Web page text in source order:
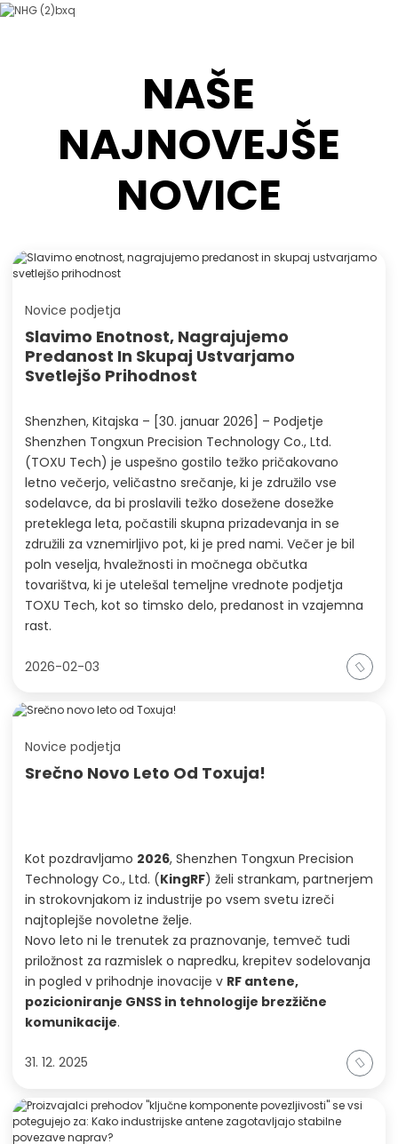
NAŠE
NAJNOVEJŠE
NOVICE
Novice podjetja
Slavimo Enotnost, Nagrajujemo
Predanost In Skupaj Ustvarjamo
Svetlejšo Prihodnost
Shenzhen, Kitajska – [30. januar 2026] – Podjetje
Shenzhen Tongxun Precision Technology Co., Ltd.
(TOXU Tech) je uspešno gostilo težko pričakovano
letno večerjo, veličastno srečanje, ki je združilo vse
sodelavce, da bi proslavili težko dosežene dosežke
preteklega leta, počastili skupna prizadevanja in se
združili za vznemirljivo pot, ki je pred nami. Večer je bil
poln veselja, hvaležnosti in močnega občutka
tovarištva, ki je utelešal temeljne vrednote podjetja
TOXU Tech, kot so timsko delo, predanost in vzajemna
rast.
2026-02-03
Novice podjetja
Srečno Novo Leto Od Toxuja!
Kot pozdravljamo 2026, Shenzhen Tongxun Precision
Technology Co., Ltd. (KingRF) želi strankam, partnerjem
in strokovnjakom iz industrije po vsem svetu izreči
najtoplejše novoletne želje.
Novo leto ni le trenutek za praznovanje, temveč tudi
priložnost za razmislek o napredku, krepitev sodelovanja
in pogled v prihodnje inovacije v RF antene,
pozicioniranje GNSS in tehnologije brezžične
komunikacije.
31. 12. 2025